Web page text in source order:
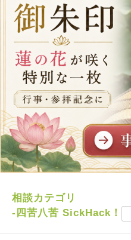
相談カテゴリ
-四苦八苦 SickHack！